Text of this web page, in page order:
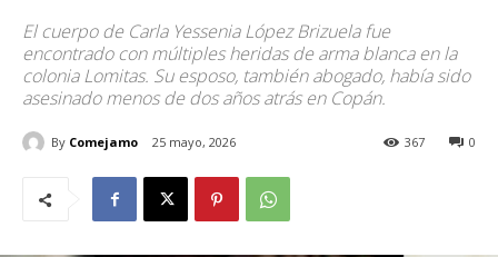
El cuerpo de Carla Yessenia López Brizuela fue
encontrado con múltiples heridas de arma blanca en la
colonia Lomitas. Su esposo, también abogado, había sido
asesinado menos de dos años atrás en Copán.
By Comejamo 25 mayo, 2026 0
367